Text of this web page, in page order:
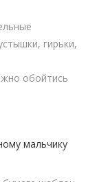
гирьки,
обойтись
мальчику